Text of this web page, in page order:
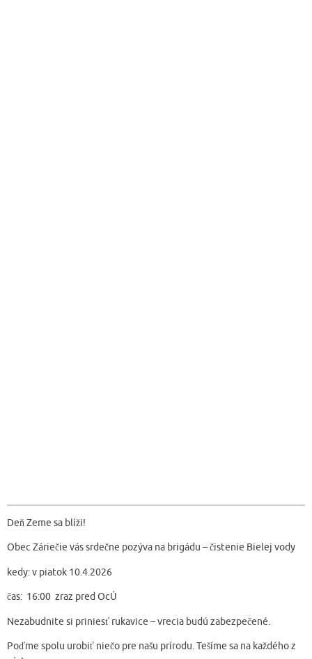
Deň Zeme sa blíži!
Obec Záriečie vás srdečne pozýva na brigádu – čistenie Bielej vody
kedy: v piatok 10.4.2026
čas: 16:00 zraz pred OcÚ
Nezabudnite si priniesť rukavice – vrecia budú zabezpečené.
Poďme spolu urobiť niečo pre našu prírodu. Tešíme sa na každého z